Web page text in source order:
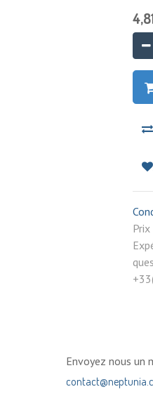
Envoyez nous un